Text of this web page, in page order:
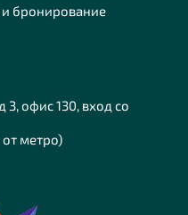
и бронирование
3, офис 130, вход со
метро)